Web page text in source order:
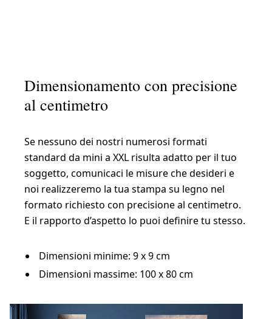
Dimensionamento con precisione
al centimetro
Se nessuno dei nostri numerosi formati
standard da mini a XXL risulta adatto per il tuo
soggetto, comunicaci le misure che desideri e
noi realizzeremo la tua stampa su legno nel
formato richiesto con precisione al centimetro.
E il rapporto d’aspetto lo puoi definire tu stesso.
Dimensioni minime: 9 x 9 cm
Dimensioni massime: 100 x 80 cm